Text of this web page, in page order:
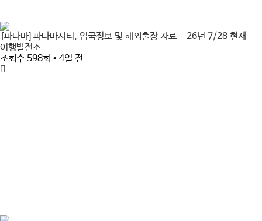
[파나마] 파나마시티, 입국정보 및 해외출장 자료 - 26년 7/28 현재
여행발전소
조회수 598회 • 4일 전